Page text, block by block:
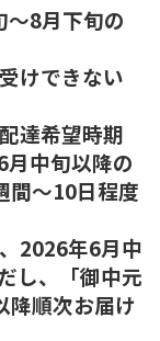
8月下旬の
けできない
達希望時期
中旬以降の
間～10日程度
2026年6月中
し、「御中元
降順次お届け